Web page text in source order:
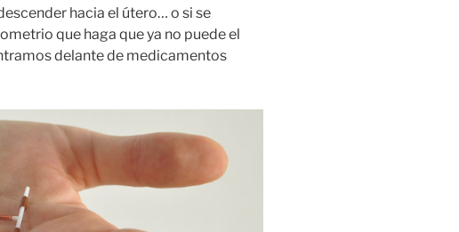
hacia el útero… o si se
que haga que ya no puede el
delante de medicamentos